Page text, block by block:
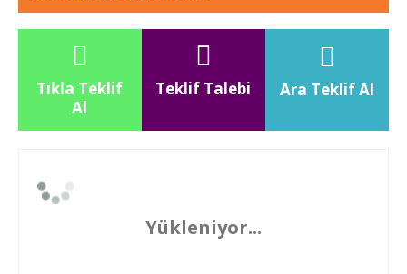
Tıkla Teklif
Al
Teklif Talebi Ara Teklif Al
Yükleniyor...